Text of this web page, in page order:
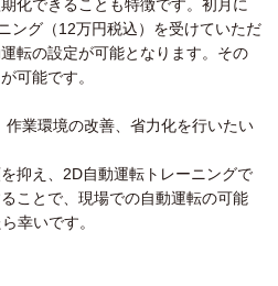
化できることも特徴です。初月に
ング（12万円税込）を受けていただ
転の設定が可能となります。その
可能です。
業環境の改善、省力化を行いたい
抑え、2D自動運転トレーニングで
ことで、現場での自動運転の可能
幸いです。